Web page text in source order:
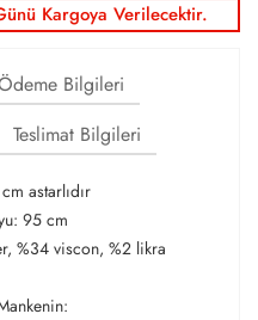
Kargoya Verilecektir.
Bilgileri
Teslimat Bilgileri
astarlıdır
95 cm
%34 viscon, %2 likra